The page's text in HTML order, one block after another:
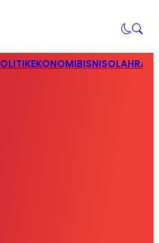
EKONOMIBISNIS